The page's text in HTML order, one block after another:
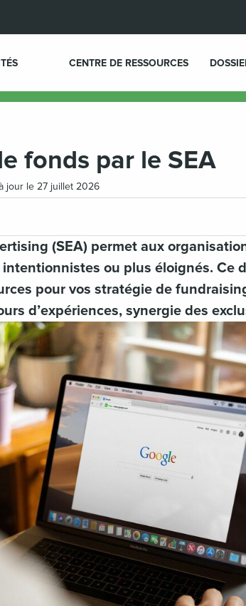
CENTRE DE RESSOURCES
fonds par le SEA
jour le 27 juillet 2026
(SEA) permet aux
ou plus éloignés. Ce
pour vos stratégie de
d’expériences, synergie des